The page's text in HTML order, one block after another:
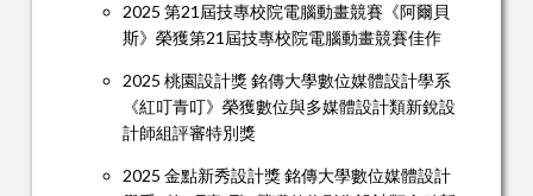
2025 第21屆技專校院電腦動畫競賽《阿爾貝
斯》榮獲第21屆技專校院電腦動畫競賽佳作
2025 桃園設計獎 銘傳大學數位媒體設計學系
《紅叮青叮》榮獲數位與多媒體設計類新銳設
計師組評審特別獎
2025 金點新秀設計獎 銘傳大學數位媒體設計